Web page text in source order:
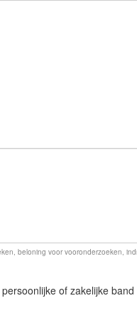
beloning voor vooronderzoeken,
of zakelijke